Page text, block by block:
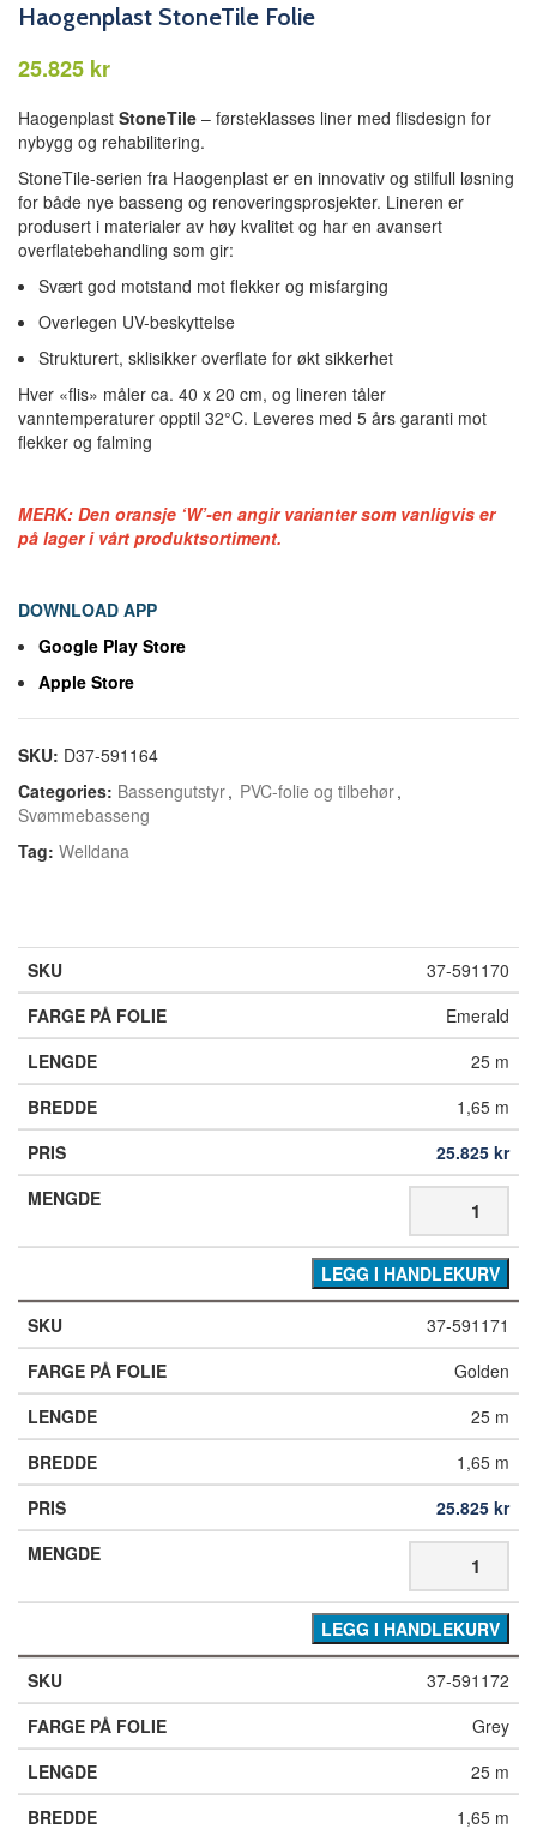
Haogenplast StoneTile Folie
kr
Haogenplast StoneTile – førsteklasses liner med flisdesign for
nybygg og rehabilitering.
StoneTile-serien fra Haogenplast er en innovativ og stilfull løsning
for både nye basseng og renoveringsprosjekter. Lineren er
produsert i materialer av høy kvalitet og har en avansert
overflatebehandling som gir:
Svært god motstand mot flekker og misfarging
Overlegen UV-beskyttelse
Strukturert, sklisikker overflate for økt sikkerhet
Hver «flis» måler ca. 40 x 20 cm, og lineren tåler
vanntemperaturer opptil 32°C. Leveres med 5 års garanti mot
flekker og falming
MERK: Den oransje ‘W’-en angir varianter som vanligvis er
på lager i vårt produktsortiment.
DOWNLOAD APP
Google Play Store
Apple Store
SKU: D37-591164
Categories: Bassengutstyr, PVC-folie og tilbehør,
Svømmebasseng
Tag: Welldana
37-591170
Emerald
25 m
1,65 m
25.825 kr
LEGG I HANDLEKURV
37-591171
Golden
25 m
1,65 m
25.825 kr
LEGG I HANDLEKURV
37-591172
Grey
25 m
1,65 m